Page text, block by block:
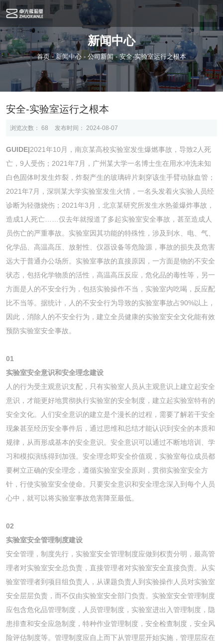
新闻中心
首页-新闻中心 - 公司新闻 -安全-实验室运行之根本
安全-实验室运行之根本
浏览次数： 68 发布时间： 2024-08-07
GUIDE|2021年10月，南京某高校实验室发生爆燃事故，导致2人死
亡，9人受伤；2021年7月，广州某大学一名博士生在用水冲洗未知
白色固体时发生炸裂，炸裂产生的玻璃碎片刺穿该生手臂动脉血管；
2021年7月，深圳某大学实验室发生火情，一名头发着火实验人员经
诊断为轻微烧伤；2021年3月，北京某研究所发生水热釜爆炸事故，
造成1人死亡……仅去年就报道了多起实验室安全事故，甚至造成人
员伤亡的严重事故。实验室因其功能的特殊性，涉及到水、电、气、
化学品、高温高压、放射性、仪器设备等危险源，事故的损失及危害
远大于普通办公场所。实验室事故的直接原因，一方面是物的不安全
状态，包括化学物质的活性，高温高压反应，危化品的毒性等，另一
方面是人的不安全行为，包括实验操作不当，实验室内吃喝，反应配
比不当等。据统计，人的不安全行为导致的实验室事故占90%以上，
因此，消除人的不安全行为，建立全员健康的实验室安全文化能有效
预防实验室安全事故。
01
实验室安全意识和安全理念建设
人的行为受主观意识支配，只有实验室人员从主观意识上建立起安全
意识，才能更好地贯彻执行实验室的安全制度，建立起实验室特有的
安全文化。人们安全意识的建立是个漫长的过程，需要了解若干安全
现象甚至经历安全事件后，通过思维和总结才能认识到安全的本质和
规律，从而形成基本的安全意识。安全意识可以通过不断地培训、学
习和模拟演练得到加强。安全理念即安全价值观，实验室每位成员都
要树立正确的安全理念，遵循实验室安全原则，贯彻实验室安全方
针，行使实验室安全使命。只要安全意识和安全理念深入到每个人员
心中，就可以将实验室事故危害降至最低。
02
实验室安全管理制度建设
安全管理，制度先行，实验室安全管理制度应做到权责分明，最高管
理者对实验室安全总负责，直接管理者对实验室安全直接负责。从实
验室管理者到项目组负责人，从课题负责人到实验操作人员对实验室
安全层层负责，而不仅由实验室安全部门负责。实验室安全管理制度
应包含危化品管理制度，人员管理制度，实验室进出入管理制度，隐
患排查和安全应急制度，特种作业管理制度，安全检查制度，安全风
险评估制度等。管理制度应自上而下从管理层开始实施，管理层应在